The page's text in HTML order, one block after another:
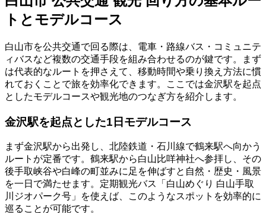
トとモデルコース
白山市を公共交通で回る際は、電車・路線バス・コミュニテ
ィバスなど複数の交通手段を組み合わせるのが鍵です。まず
は代表的なルートを押さえて、移動時間や乗り換え方法に慣
れておくことで旅を効率化できます。ここでは金沢駅を起点
としたモデルコースや観光地のつなぎ方を紹介します。
金沢駅を起点とした1日モデルコース
まず金沢駅から出発し、北陸鉄道・石川線で鶴来駅へ向かう
ルートが定番です。鶴来駅から白山比咩神社へ参拝し、その
後手取峡谷や白峰の町並みに足を伸ばすと自然・歴史・風景
を一日で満たせます。定期観光バス「白山めぐり 白山手取
川ジオパーク号」を使えば、このようなスポットを効率的に
巡ることが可能です。